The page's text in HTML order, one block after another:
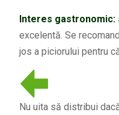
Interes gastronomic:
excelentă. Se
jos a piciorului pentru
Nu uita să distribui